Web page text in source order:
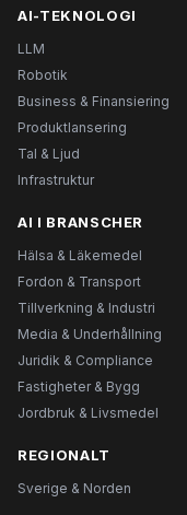
AI-TEKNOLOGI
LLM
Robotik
Business & Finansiering
Produktlansering
Tal & Ljud
Infrastruktur
AI I BRANSCHER
Hälsa & Läkemedel
Fordon & Transport
Tillverkning & Industri
Media & Underhållning
Juridik & Compliance
Fastigheter & Bygg
Jordbruk & Livsmedel
REGIONALT
Sverige & Norden